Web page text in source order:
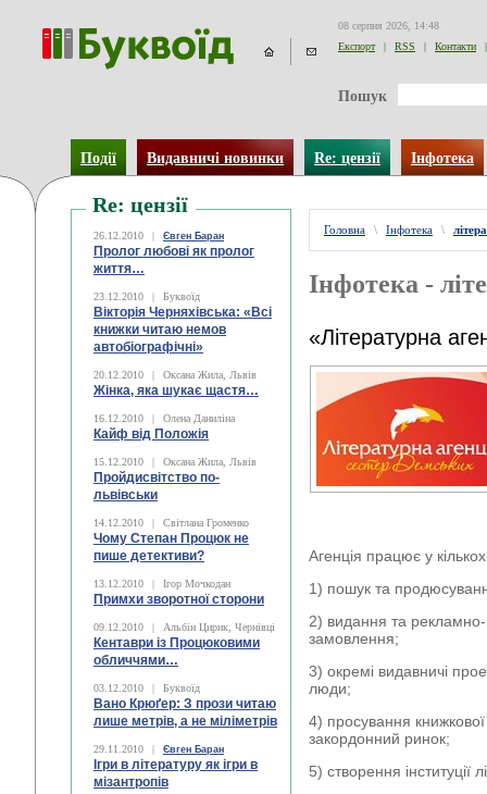
08 серпня 2026, 14:48
Експорт
| RSS | Контакти |
Пошук
Події Видавничі новинки Re: цензії Інфотека
Re: цензії
26.12.2010 | Євген Баран
Пролог любові як пролог
життя…
23.12.2010 | Буквоїд
Вікторія Черняхівська: «Всі
книжки читаю немов
автобіографічні»
20.12.2010 | Оксана Жила, Львів
Жінка, яка шукає щастя…
16.12.2010 | Олена Даниліна
Кайф від Положія
15.12.2010 | Оксана Жила, Львів
Пройдисвітство по-
львівськи
14.12.2010 | Світлана Громенко
Чому Степан Процюк не
пише детективи?
13.12.2010 | Ігор Мочкодан
Примхи зворотної сторони
09.12.2010 | Альбін Цирик, Чернівці
Кентаври із Процюковими
обличчями…
03.12.2010 | Буквоїд
Вано Крюґер: З прози читаю
лише метрів, а не міліметрів
29.11.2010 | Євген Баран
Ігри в літературу як ігри в
мізантропів
Головна \ Інфотека \
Інфотека -
«Літературна
Агенція працює у
1) пошук та
2) видання та
замовлення;
3) окремі видавничі
люди;
4) просування книжкової
закордонний ринок;
5) створення інституції